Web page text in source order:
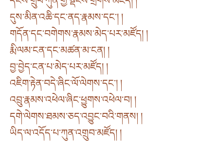
དུས་མིན་འཆི་དང་ནད་རྣམས་དང༌། །
གདོན་དང་བགེགས་རྣམས་མེད་པར་མཛོད། །
རྨི་ལམ་ངན་དང་མཚན་མ་ངན། །
བྱ་བྱེད་ངན་པ་མེད་པར་མཛོད། །
འཇིག་རྟེན་བདེ་ཞིང་ལོ་ལེགས་དང༌། །
འབྲུ་རྣམས་འཕེལ་ཞིང་ཕྱུགས་འཕེལ་བ། །
དགེ་ལེགས་ཐམས་ཅད་འབྱུང་བའི་གནས། །
ཡིད་ལ་འདོད་པ་ཀུན་འགྲུབ་མཛོད། །